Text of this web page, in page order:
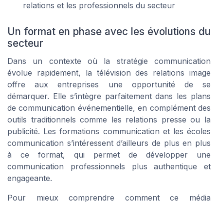
relations et les professionnels du secteur
Un format en phase avec les évolutions du
secteur
Dans un contexte où la stratégie communication
évolue rapidement, la télévision des relations image
offre aux entreprises une opportunité de se
démarquer. Elle s’intègre parfaitement dans les plans
de communication événementielle, en complément des
outils traditionnels comme les relations presse ou la
publicité. Les formations communication et les écoles
communication s’intéressent d’ailleurs de plus en plus
à ce format, qui permet de développer une
communication professionnels plus authentique et
engageante.
Pour mieux comprendre comment ce média